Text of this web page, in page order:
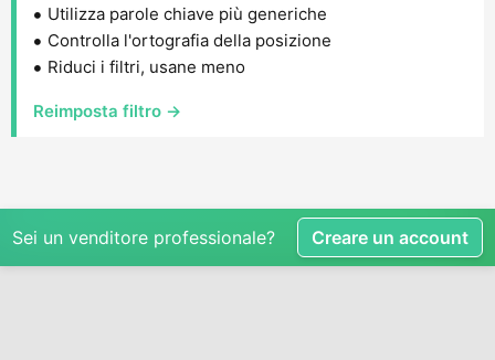
Utilizza parole chiave più generiche
Controlla l'ortografia della posizione
Riduci i filtri, usane meno
Reimposta filtro →
Sei un venditore professionale? Creare un account